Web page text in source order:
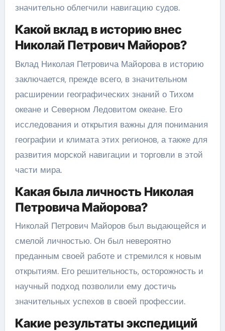
значительно облегчили навигацию судов.
Какой вклад в историю внес
Николай Петрович Майоров?
Вклад Николая Петровича Майорова в историю
заключается, прежде всего, в значительном
расширении географических знаний о Тихом
океане и Северном Ледовитом океане. Его
исследования и открытия важны для понимания
географии и климата этих регионов, а также для
развития морской навигации и торговли в этой
части мира.
Какая была личность Николая
Петровича Майорова?
Николай Петрович Майоров был выдающейся и
смелой личностью. Он был невероятно
преданным своей работе и стремился к новым
открытиям. Его решительность, осторожность и
научный подход позволили ему достичь
значительных успехов в своей профессии.
Какие результаты экспедиций